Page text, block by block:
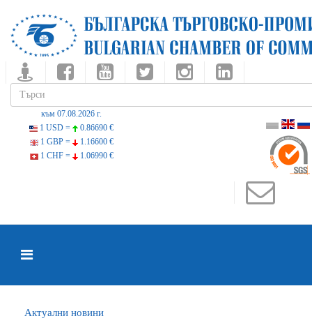
към 07.08.2026 г.
1 USD =
0.86690 €
1 GBP =
1.16600 €
1 CHF =
1.06990 €
Актуални новини